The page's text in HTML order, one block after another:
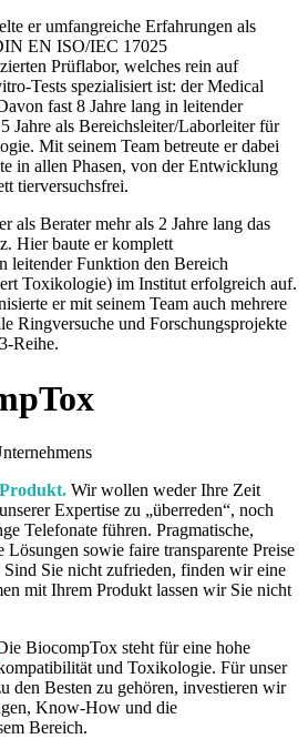
er umfangreiche Erfahrungen als
EN ISO/IEC 17025
Prüflabor, welches rein auf
Tests spezialisiert ist: der Medical
fast 8 Jahre lang in leitender
Jahre als Bereichsleiter/Laborleiter für
Mit seinem Team betreute er dabei
in allen Phasen, von der Entwicklung
tierversuchsfrei.
als Berater mehr als 2 Jahre lang das
Hier baute er komplett
leitender Funktion den Bereich
Toxikologie) im Institut erfolgreich auf.
er mit seinem Team auch mehrere
Ringversuche und Forschungsprojekte
Reihe.
Wir wollen weder Ihre Zeit
Expertise zu „überreden“, noch
Telefonate führen. Pragmatische,
Lösungen sowie faire transparente Preise
Sind Sie nicht zufrieden, finden wir eine
mit Ihrem Produkt lassen wir Sie nicht
BiocompTox steht für eine hohe
und Toxikologie. Für unser
den Besten zu gehören, investieren wir
Know-How und die
Bereich.